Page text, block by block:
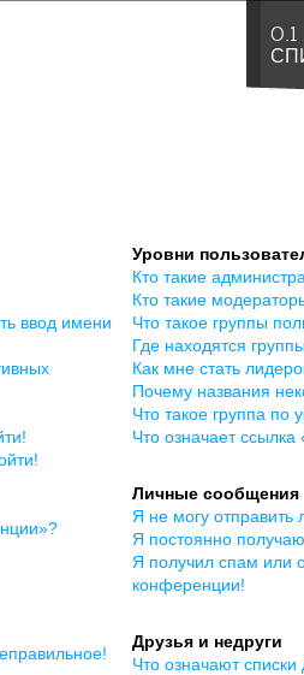
0.1
ввод имени
Уровни
Кто такие
Кто такие
Что такое группы
Где находятся
Как мне стать
Почему названия
Что такое группа по
Что означает
Личные сообщения
Я не могу
Я постоянно
Я получил спам или
конференции!
Друзья и недруги
Что означают списки